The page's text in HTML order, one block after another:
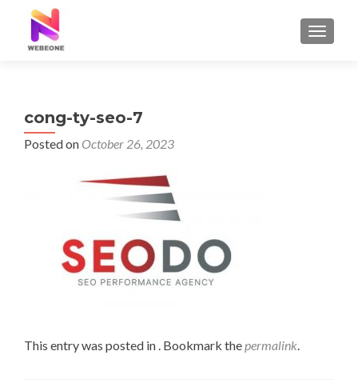
cong-ty-seo-7
Posted on October 26, 2023
This entry was posted in . Bookmark thepermalink.